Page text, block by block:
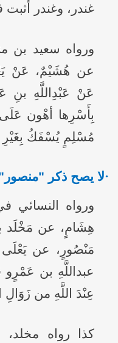
غندر، وغندر
عن هُشَيْمٌ، عَنْ
عَنْ عَبْدِاللَّهِ بنِ
بِأَسْرِها أهْون
مُسْلِمٍ يُسْفَكُ
·لا يصح ذكر
ورواه
هِشَامٍ، عن مَخْلَد
مَنْصُورٍ، عن
عبداللَّهِ بن
عِنْدَ اللَّهِ من زَوَالِ
كذا رواه